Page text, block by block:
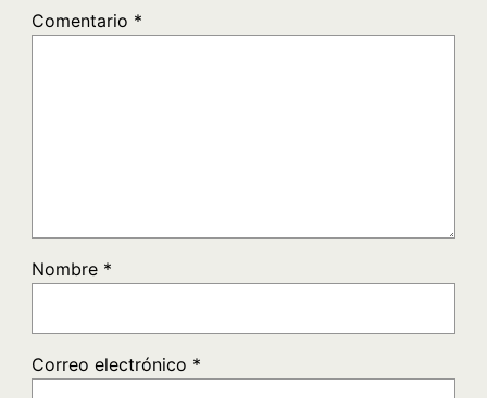
Comentario *
Nombre *
Correo electrónico *